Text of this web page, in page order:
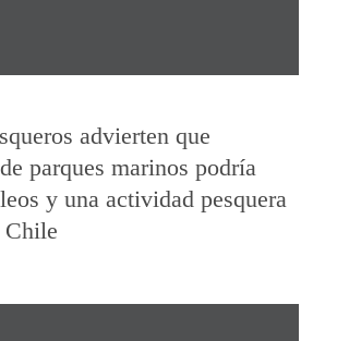
advierten que
parques marinos podría
y una actividad pesquera
Chile